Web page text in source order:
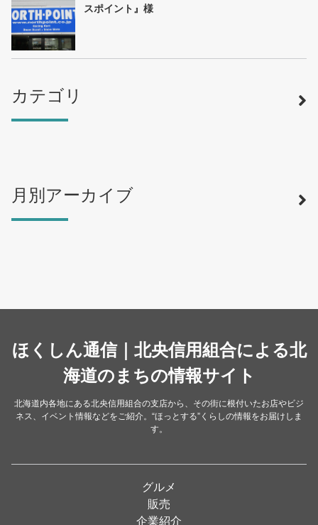
スポイント』様
カテゴリ
寿司（12）
ラーメン
中華 （14）
洋食・レストラン （24）
和食 （31）
イタリアン（4）
月別アーカイブ
ほくしん通信｜北央信用組合による北
海道のまちの情報サイト
北海道内各地にある北央信用組合の支店から、その街に根付いたお店やビジ
ネス、イベント情報などをご紹介。“ほっとする”くらしの情報をお届けしま
す。
グルメ
販売
企業紹介